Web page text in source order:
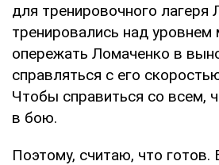
для тренировочного
тренировались над
опережать Ломаченко в
справляться с его
Чтобы справиться со всем,
в бою.
Поэтому, считаю, что